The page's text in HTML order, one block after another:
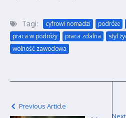
Tagi: cyfrowi nomadzi podróże
praca w podróży
praca zdalna
styl
wolność zawodowa
Previous Article